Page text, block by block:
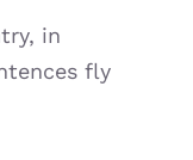
in
fly